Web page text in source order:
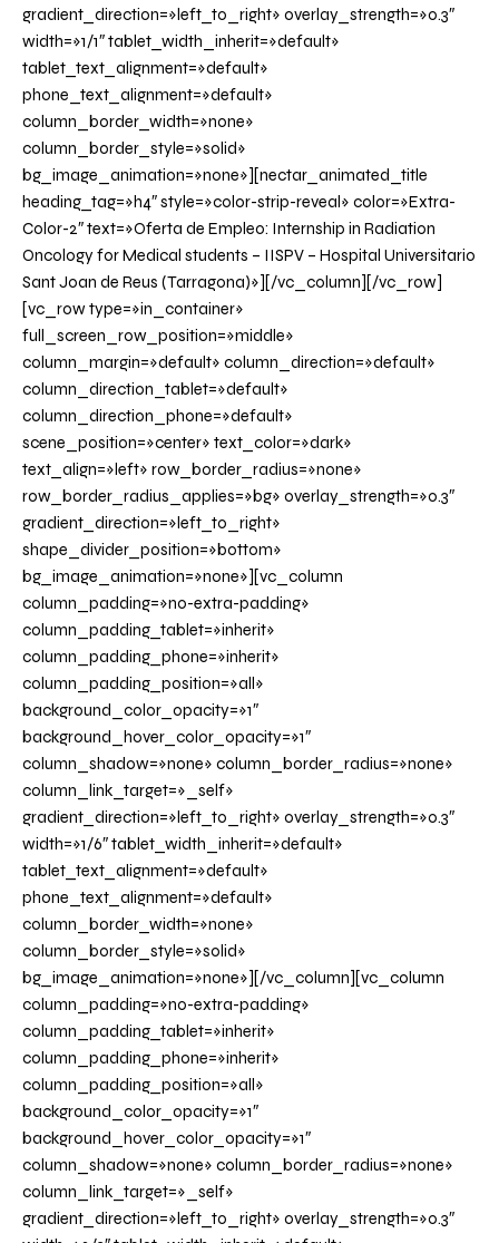
gradient_direction=»left_to_right» overlay_strength=»0.3″
width=»1/1″ tablet_width_inherit=»default»
tablet_text_alignment=»default»
phone_text_alignment=»default»
column_border_width=»none»
column_border_style=»solid»
bg_image_animation=»none»][nectar_animated_title
heading_tag=»h4″ style=»color-strip-reveal» color=»Extra-
Color-2″ text=»Oferta de Empleo: Internship in Radiation
Oncology for Medical students – IISPV – Hospital Universitario
Sant Joan de Reus (Tarragona)»][/vc_column][/vc_row]
[vc_row type=»in_container»
full_screen_row_position=»middle»
column_margin=»default» column_direction=»default»
column_direction_tablet=»default»
column_direction_phone=»default»
scene_position=»center» text_color=»dark»
text_align=»left» row_border_radius=»none»
row_border_radius_applies=»bg» overlay_strength=»0.3″
gradient_direction=»left_to_right»
shape_divider_position=»bottom»
bg_image_animation=»none»][vc_column
column_padding=»no-extra-padding»
column_padding_tablet=»inherit»
column_padding_phone=»inherit»
column_padding_position=»all»
background_color_opacity=»1″
background_hover_color_opacity=»1″
column_shadow=»none» column_border_radius=»none»
column_link_target=»_self»
gradient_direction=»left_to_right» overlay_strength=»0.3″
width=»1/6″ tablet_width_inherit=»default»
tablet_text_alignment=»default»
phone_text_alignment=»default»
column_border_width=»none»
column_border_style=»solid»
bg_image_animation=»none»][/vc_column][vc_column
column_padding=»no-extra-padding»
column_padding_tablet=»inherit»
column_padding_phone=»inherit»
column_padding_position=»all»
background_color_opacity=»1″
background_hover_color_opacity=»1″
column_shadow=»none» column_border_radius=»none»
column_link_target=»_self»
gradient_direction=»left_to_right» overlay_strength=»0.3″